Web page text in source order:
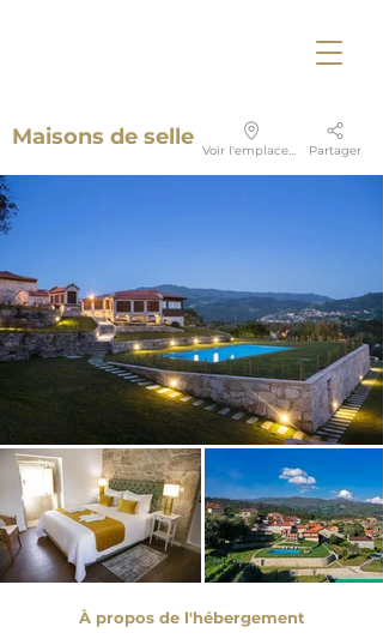
Maisons de selle Partager
À propos de l'hébergement